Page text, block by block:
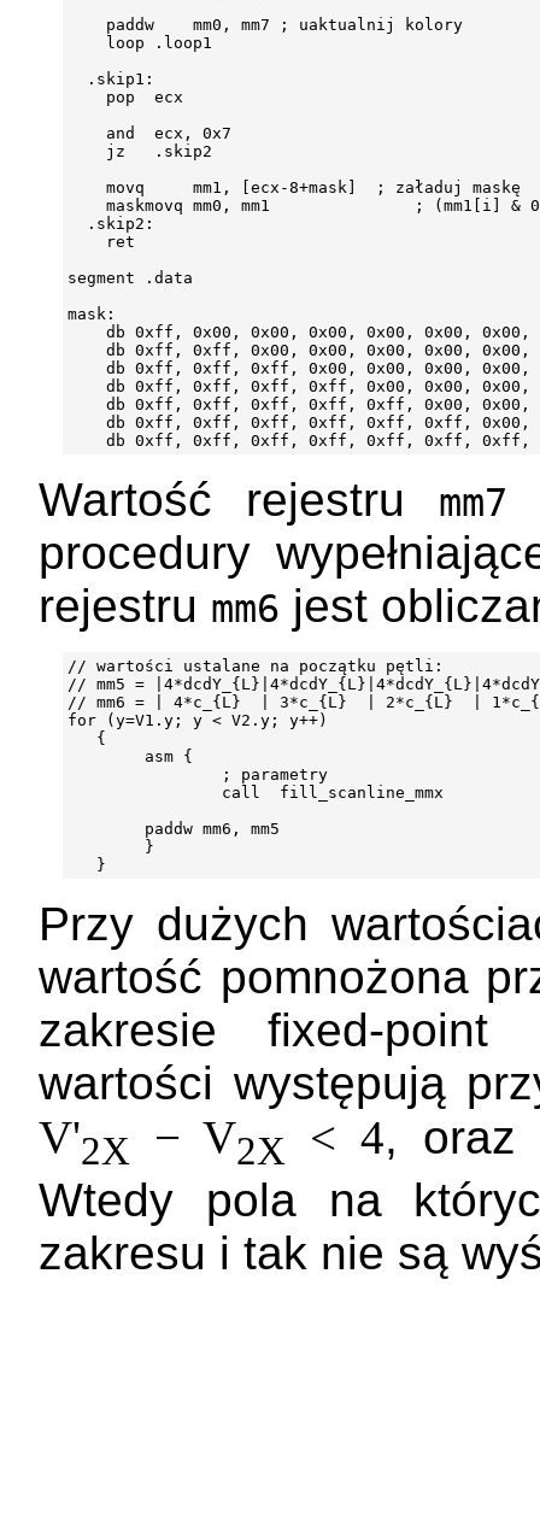
    paddw    mm0, mm7 ; uaktualnij kolory
    loop .loop1
  .skip1:
    pop  ecx
    and  ecx, 0x7
    jz   .skip2
    movq     mm1, [ecx-8+mask]  ; załaduj maskę
maskmovq mm0, mm1               ; (mm1[i] &
  .skip2:
    ret
segment .data
mask:
db 0xff, 0x00, 0x00, 0x00, 0x00, 0x00, 0x00,
db 0xff, 0xff, 0x00, 0x00, 0x00, 0x00, 0x00,
db 0xff, 0xff, 0xff, 0x00, 0x00, 0x00, 0x00,
db 0xff, 0xff, 0xff, 0xff, 0x00, 0x00, 0x00,
db 0xff, 0xff, 0xff, 0xff, 0xff, 0x00, 0x00,
db 0xff, 0xff, 0xff, 0xff, 0xff, 0xff, 0x00,
Wartość rejestru mm7
procedury
rejestru mm6 jest
// wartości ustalane na początku pętli:
// mm5 =
// mm6 = | 4*c_{L}  | 3*c_{L}  | 2*c_{L}  |
for (y=V1.y; y < V2.y; y++)
   {
        asm {
                ; parametry
                call  fill_scanline_mmx
        paddw mm6, mm5
        }
Przy dużych
wartość pomnożona
zakresie fixed-
wartości występują
V'2X − V2X < 4,
Wtedy pola na
zakresu i tak nie są